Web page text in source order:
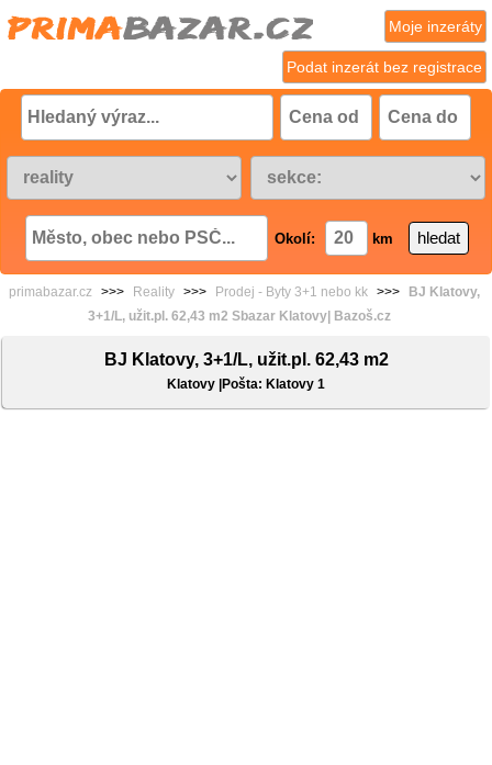
Podat inzerát bez registrace
Moje inzeráty
Okolí: km
primabazar.cz >>> Reality >>> Prodej - Byty 3+1 nebo kk >>>
BJ Klatovy,
3+1/L, užit.pl. 62,43 m2 Sbazar Klatovy| Bazoš.cz
BJ Klatovy, 3+1/L, užit.pl. 62,43 m2
Klatovy |Pošta: Klatovy 1